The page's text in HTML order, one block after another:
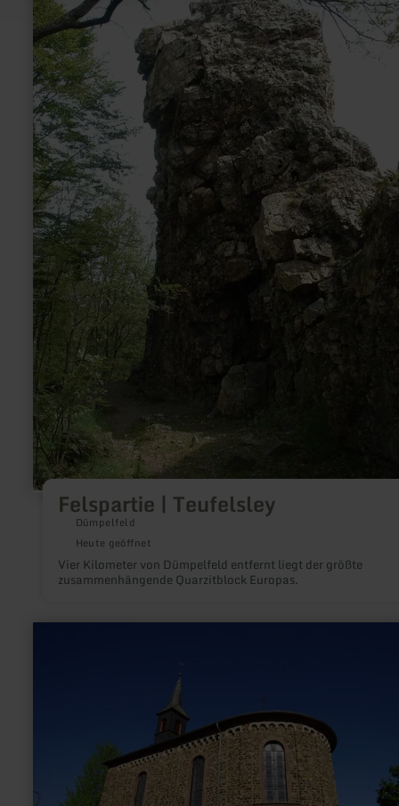
Felspartie | Teufelsley
Dümpelfeld
Heute geöffnet
Vier Kilometer von Dümpelfeld entfernt liegt der größte
zusammenhängende Quarzitblock Europas.